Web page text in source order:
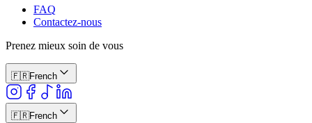
FAQ
Contactez-nous
Prenez mieux soin de vous
🇫🇷French
🇫🇷French